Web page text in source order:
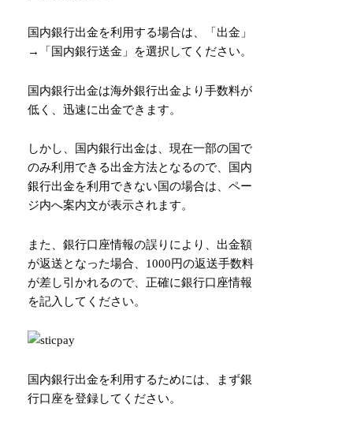
国内銀行出金を利用する場合は、「出金」
→「国内銀行送金」を選択してください。
国内銀行出金は海外銀行出金より手数料が
低く、迅速に出金できます。
しかし、国内銀行出金は、現在一部の国で
のみ利用できる出金方法となるので、国内
銀行出金を利用できない国の場合は、ペー
ジ内へ案内文が表示されます。
また、銀行口座情報の誤りにより、出金額
が返送となった場合、1000円の返送手数料
が差し引かれるので、正確に銀行口座情報
を記入してください。
国内銀行出金を利用するためには、まず銀
行口座を登録してください。